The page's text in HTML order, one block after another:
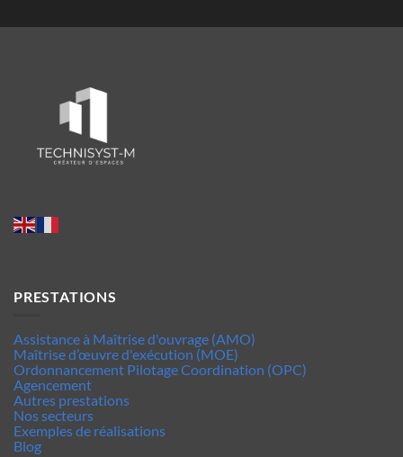
PRESTATIONS
Assistance à Maîtrise d'ouvrage (AMO)
Maîtrise d’œuvre d'exécution (MOE)
Ordonnancement Pilotage Coordination (OPC)
Agencement
Autres prestations
Nos secteurs
Exemples de réalisations
Blog